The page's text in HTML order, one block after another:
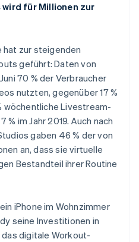
für Millionen zur
hat zur steigenden
geführt: Daten von
70 % der Verbraucher
nutzten, gegenüber 17 %
wöchentliche Livestream-
im Jahr 2019. Auch nach
gaben 46 % der von
an, dass sie virtuelle
Bestandteil ihrer Routine
iPhone im Wohnzimmer
seine Investitionen in
digitale Workout-
English